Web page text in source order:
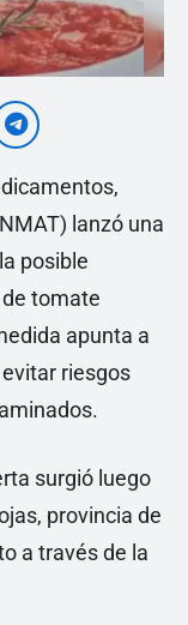
lanzó una
posible
tomate
apunta a
riesgos
surgió luego
provincia de
a través de la